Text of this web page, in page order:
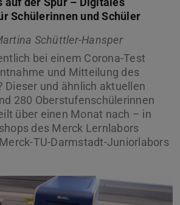
Schülerinnen und Schüler
Schüttler-Hansper
bei einem Corona-Test
und Mitteilung des
Dieser und ähnlich aktuellen
280 Oberstufenschülerinnen
über einen Monat nach – in
des Merck Lernlabors
TU-Darmstadt-Juniorlabors